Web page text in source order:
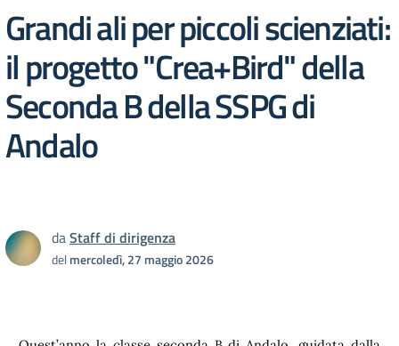
Grandi ali per piccoli scienziati:
il progetto "Crea+Bird" della
Seconda B della SSPG di
Andalo
daStaff di dirigenza
delmercoledì, 27 maggio 2026